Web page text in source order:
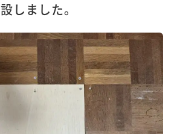
設しました。